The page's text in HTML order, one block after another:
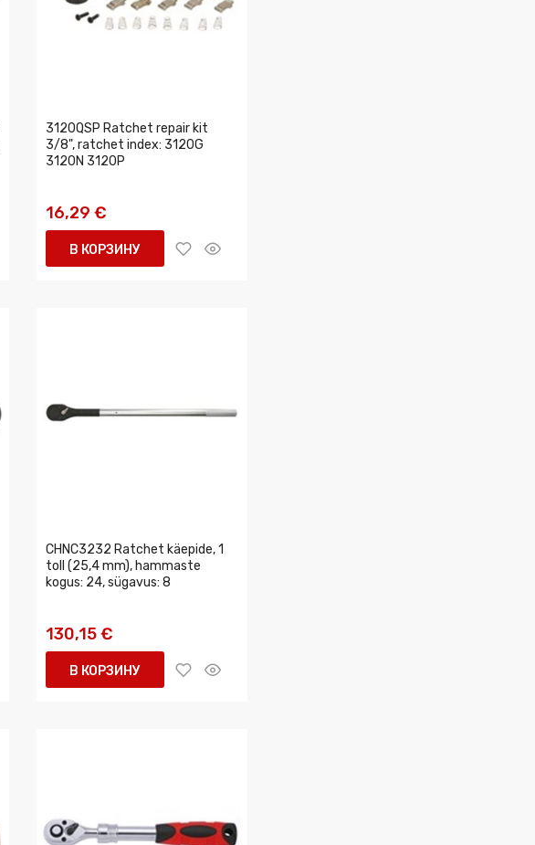
3120QSP Ratchet repair kit
3/8", ratchet index: 3120G
3120N 3120P
16,29 €
В КОРЗИНУ
CHNC3232 Ratchet käepide, 1
toll (25,4 mm), hammaste
kogus: 24, sügavus: 8
130,15 €
В КОРЗИНУ